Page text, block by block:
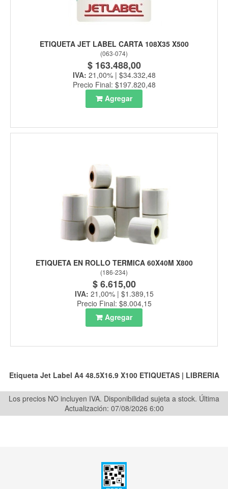
ETIQUETA JET LABEL CARTA 108X35 X500
(063-074)
$ 163.488,00
IVA: 21,00% | $34.332,48
Precio Final: $197.820,48
Agregar
ETIQUETA EN ROLLO TERMICA 60X40M X800
(186-234)
$ 6.615,00
IVA: 21,00% | $1.389,15
Precio Final: $8.004,15
Agregar
Etiqueta Jet Label A4 48.5X16.9 X100 ETIQUETAS| LIBRERIA
Los precios NO incluyen IVA. Disponibilidad sujeta a stock. Última
Actualización: 07/08/2026 6:00